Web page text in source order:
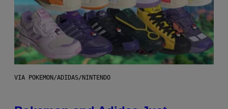
VIA POKEMON/ADIDAS/NINTENDO